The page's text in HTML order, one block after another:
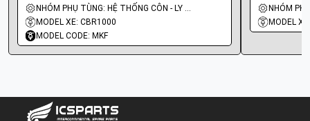
NHÓM PHỤ TÙNG: HỆ THỐNG CÔN - LY HỢP - TRỤC SỐ - BÁNH RĂNG
MODEL XE: CBR1000
MODEL CODE: MKF
MODEL